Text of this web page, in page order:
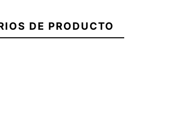
Camiseta
Oxbow S1
Cinturon Circle
Web Limeade
DE PRODUCTO